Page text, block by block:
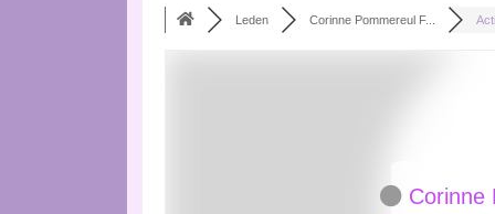
Leden Corinne Pommereul F...
Corinne